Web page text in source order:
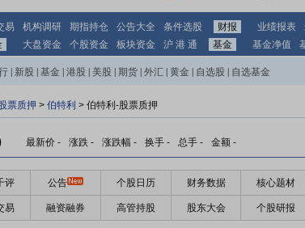
易 机构调研 期指持仓 公告大全 条件选股 财报 业绩报表
大盘资金 个股资金 板块资金 沪 港 通 基金 基金净值
新股 基金 港股 美股 期货 外汇 黄金 自选股 自选基金
票质押 > 伯特利 > 伯特利-股票质押
最新价 - 涨跌 - 涨跌幅 - 换手 - 总手 - 金额 -
评 公告 个股日历 财务数据 核心题材
易 融资融券 高管持股 股东大会 个股研报